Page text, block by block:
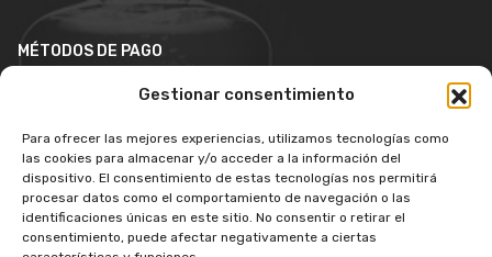
Gestionar consentimiento
Para ofrecer las mejores experiencias, utilizamos tecnologías como
las cookies para almacenar y/o acceder a la información del
dispositivo. El consentimiento de estas tecnologías nos permitirá
procesar datos como el comportamiento de navegación o las
identificaciones únicas en este sitio. No consentir o retirar el
consentimiento, puede afectar negativamente a ciertas
MÉTODOS DE PAGO